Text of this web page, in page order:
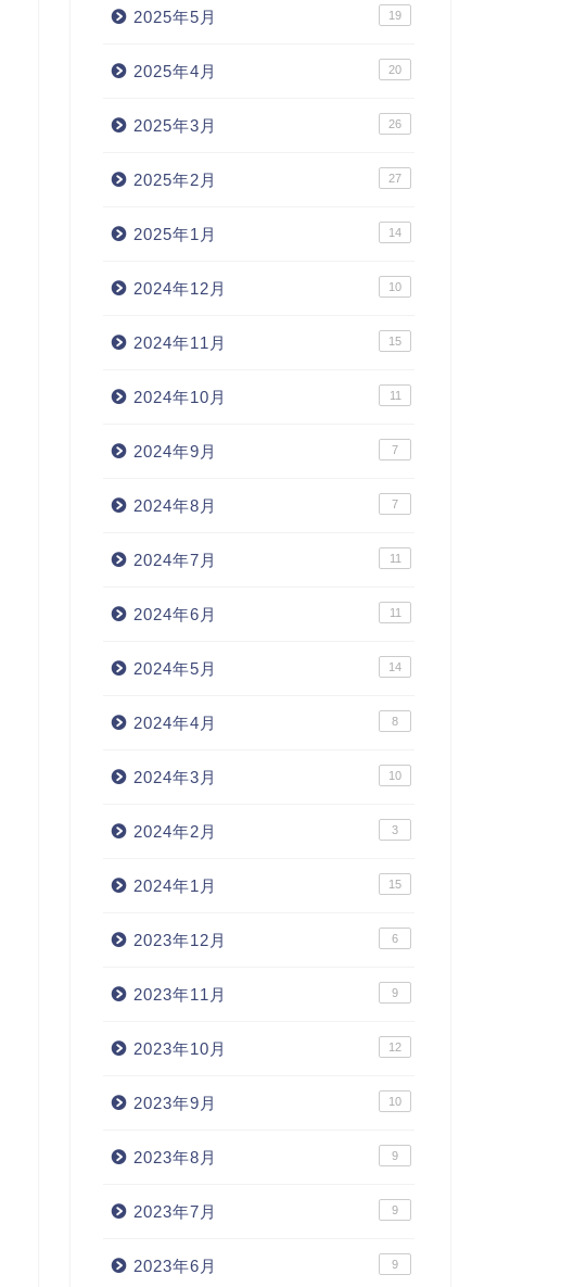
2025年5月 19
2025年4月 20
2025年3月 26
2025年2月 27
2025年1月 14
2024年12月 10
2024年11月 15
2024年10月 11
2024年9月 7
2024年8月 7
2024年7月 11
2024年6月 11
2024年5月 14
2024年4月 8
2024年3月 10
2024年2月 3
2024年1月 15
2023年12月 6
2023年11月 9
2023年10月 12
2023年9月 10
2023年8月 9
2023年7月 9
2023年6月 9